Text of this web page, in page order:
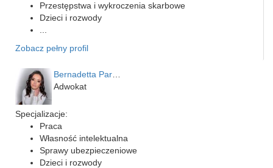
Przestępstwa i wykroczenia skarbowe
Dzieci i rozwody
Zobacz pełny profil
Adwokat
Specjalizacje:
Praca
Własność intelektualna
Sprawy ubezpieczeniowe
Dzieci i rozwody